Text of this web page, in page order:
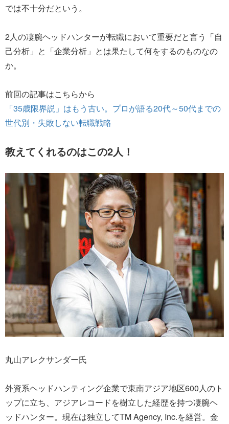
では不十分だという。
2人の凄腕ヘッドハンターが転職において重要だと言う「自
己分析」と「企業分析」とは果たして何をするのものなの
か。
前回の記事はこちらから
「35歳限界説」はもう古い。プロが語る20代～50代までの
世代別・失敗しない転職戦略
教えてくれるのはこの2人！
丸山アレクサンダー氏
外資系ヘッドハンティング企業で東南アジア地区600人のト
ップに立ち、アジアレコードを樹立した経歴を持つ凄腕ヘ
ッドハンター。現在は独立してTM Agency, Inc.を経営。金